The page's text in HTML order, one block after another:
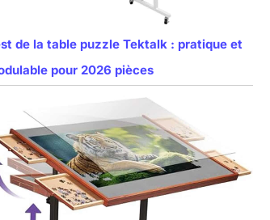
de la table puzzle Tektalk : pratique et
pour 2026 pièces